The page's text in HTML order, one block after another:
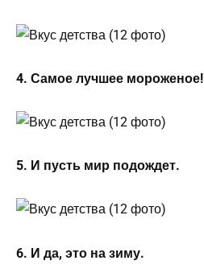
4. Самое лучшее мороженое!
5. И пусть мир подождет.
6. И да, это на зиму.